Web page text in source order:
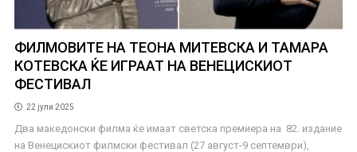
ФИЛМОВИТЕ НА ТЕОНА МИТЕВСКА И ТАМАРА
КОТЕВСКА ЌЕ ИГРААТ НА ВЕНЕЦИСКИОТ
ФЕСТИВАЛ
22 јули 2025
Два македонски филма ќе имаат светска премиера на 82. издание
на Венецискиот филмски фестивал (27 август-9 септември),